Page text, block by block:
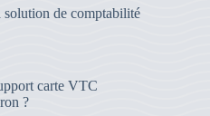
de comptabilité
carte VTC
?